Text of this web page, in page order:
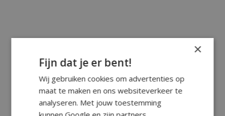
×
Fijn dat je er bent!
Wij gebruiken cookies om advertenties op
maat te maken en ons websiteverkeer te
analyseren. Met jouw toestemming